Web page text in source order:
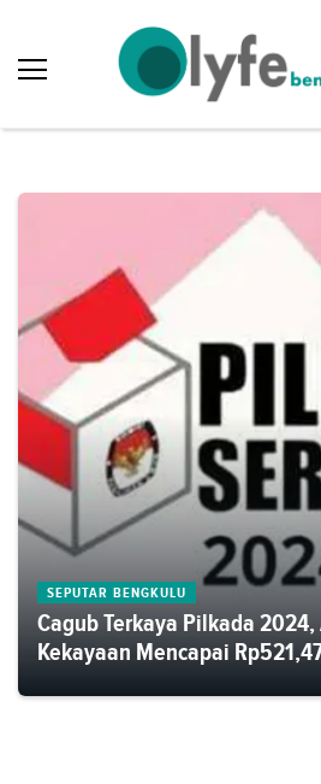
SEPUTAR BENGKULU
Cagub Terkaya Pilkada
Kekayaan Mencapai